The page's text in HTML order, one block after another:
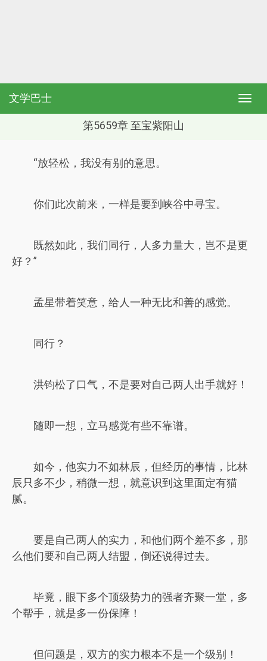
文学巴士
第5659章 至宝紫阳山
“放轻松，我没有别的意思。
你们此次前来，一样是要到峡谷中寻宝。
既然如此，我们同行，人多力量大，岂不是更
好？”
孟星带着笑意，给人一种无比和善的感觉。
同行？
洪钧松了口气，不是要对自己两人出手就好！
随即一想，立马感觉有些不靠谱。
如今，他实力不如林辰，但经历的事情，比林
辰只多不少，稍微一想，就意识到这里面定有猫
腻。
要是自己两人的实力，和他们两个差不多，那
么他们要和自己两人结盟，倒还说得过去。
毕竟，眼下多个顶级势力的强者齐聚一堂，多
个帮手，就是多一份保障！
但问题是，双方的实力根本不是一个级别！